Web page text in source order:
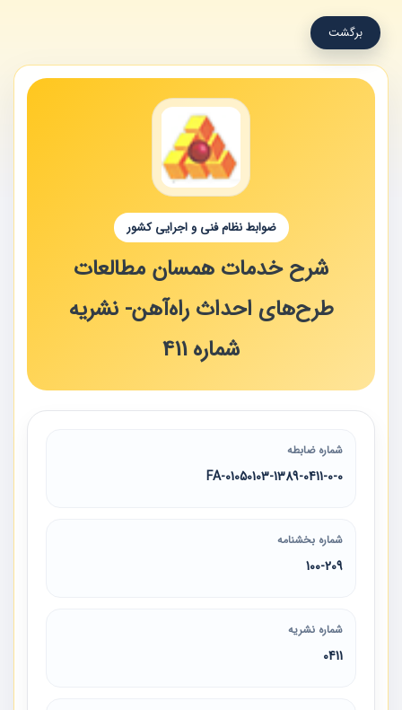
برگشت
ضوابط نظام فنی و اجرایی کشور
شرح خدمات همسان مطالعات
طرح‌های احداث راه‌‌آهن- نشریه
شماره 411
شماره ضابطه
01050103-1389-0411-0-0-FA
شماره بخشنامه
100-209
شماره نشریه
0411